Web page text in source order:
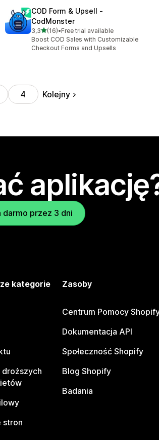
COD Form & Upsell ‑
CodMonster
3,3na 5 gwiazdek
(16)
Łączna liczba recenzji: 16
•Free trial available
Boost COD Sales with Customizable
Checkout Forms and Upsells
4 Kolejny
przez 3 dni
kategorie
stron
Zasoby
Centrum Pomocy
Dokumentacja API
Społeczność Shopify
Blog Shopify
Badania